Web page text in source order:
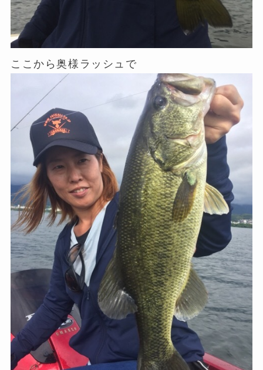
ここから奥様ラッシュで